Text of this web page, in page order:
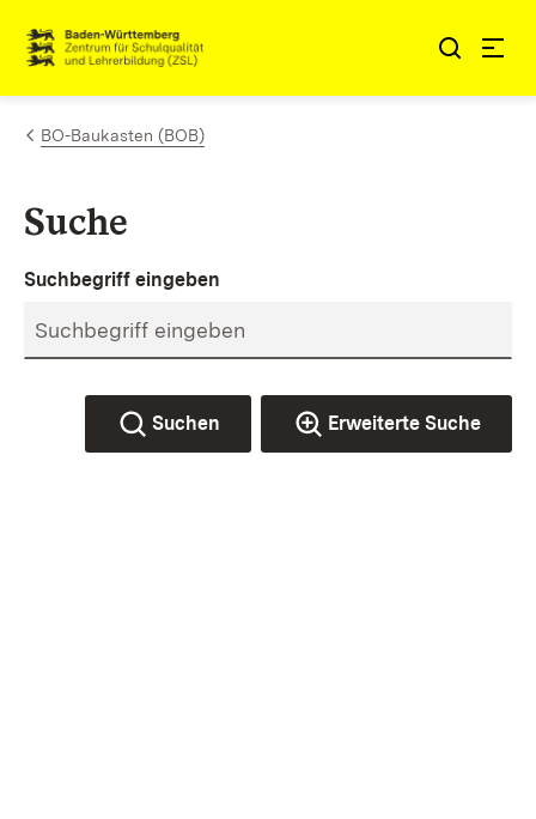
Zum Inhalt springen
Link zur Startseite
BO-Baukasten (BOB)
Suche
Suchbegriff eingeben
Suchen Erweiterte Suche